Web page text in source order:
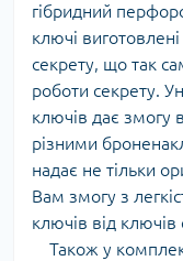
гібридний
ключі
секрету, що так
роботи секрету.
ключів дає змогу
різними
надає не тільки
Вам змогу з
ключів від ключів
Також у